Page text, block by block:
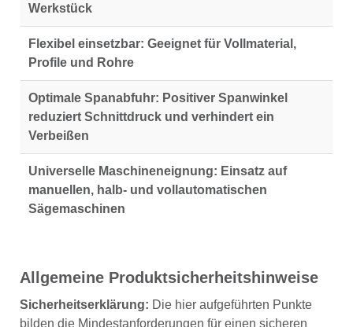
Werkstück
Flexibel einsetzbar: Geeignet für Vollmaterial,
Profile und Rohre
Optimale Spanabfuhr: Positiver Spanwinkel
reduziert Schnittdruck und verhindert ein
Verbeißen
Universelle Maschineneignung: Einsatz auf
manuellen, halb- und vollautomatischen
Sägemaschinen
Allgemeine Produktsicherheitshinweise
Sicherheitserklärung: Die hier aufgeführten Punkte
bilden die Mindestanforderungen für einen sicheren